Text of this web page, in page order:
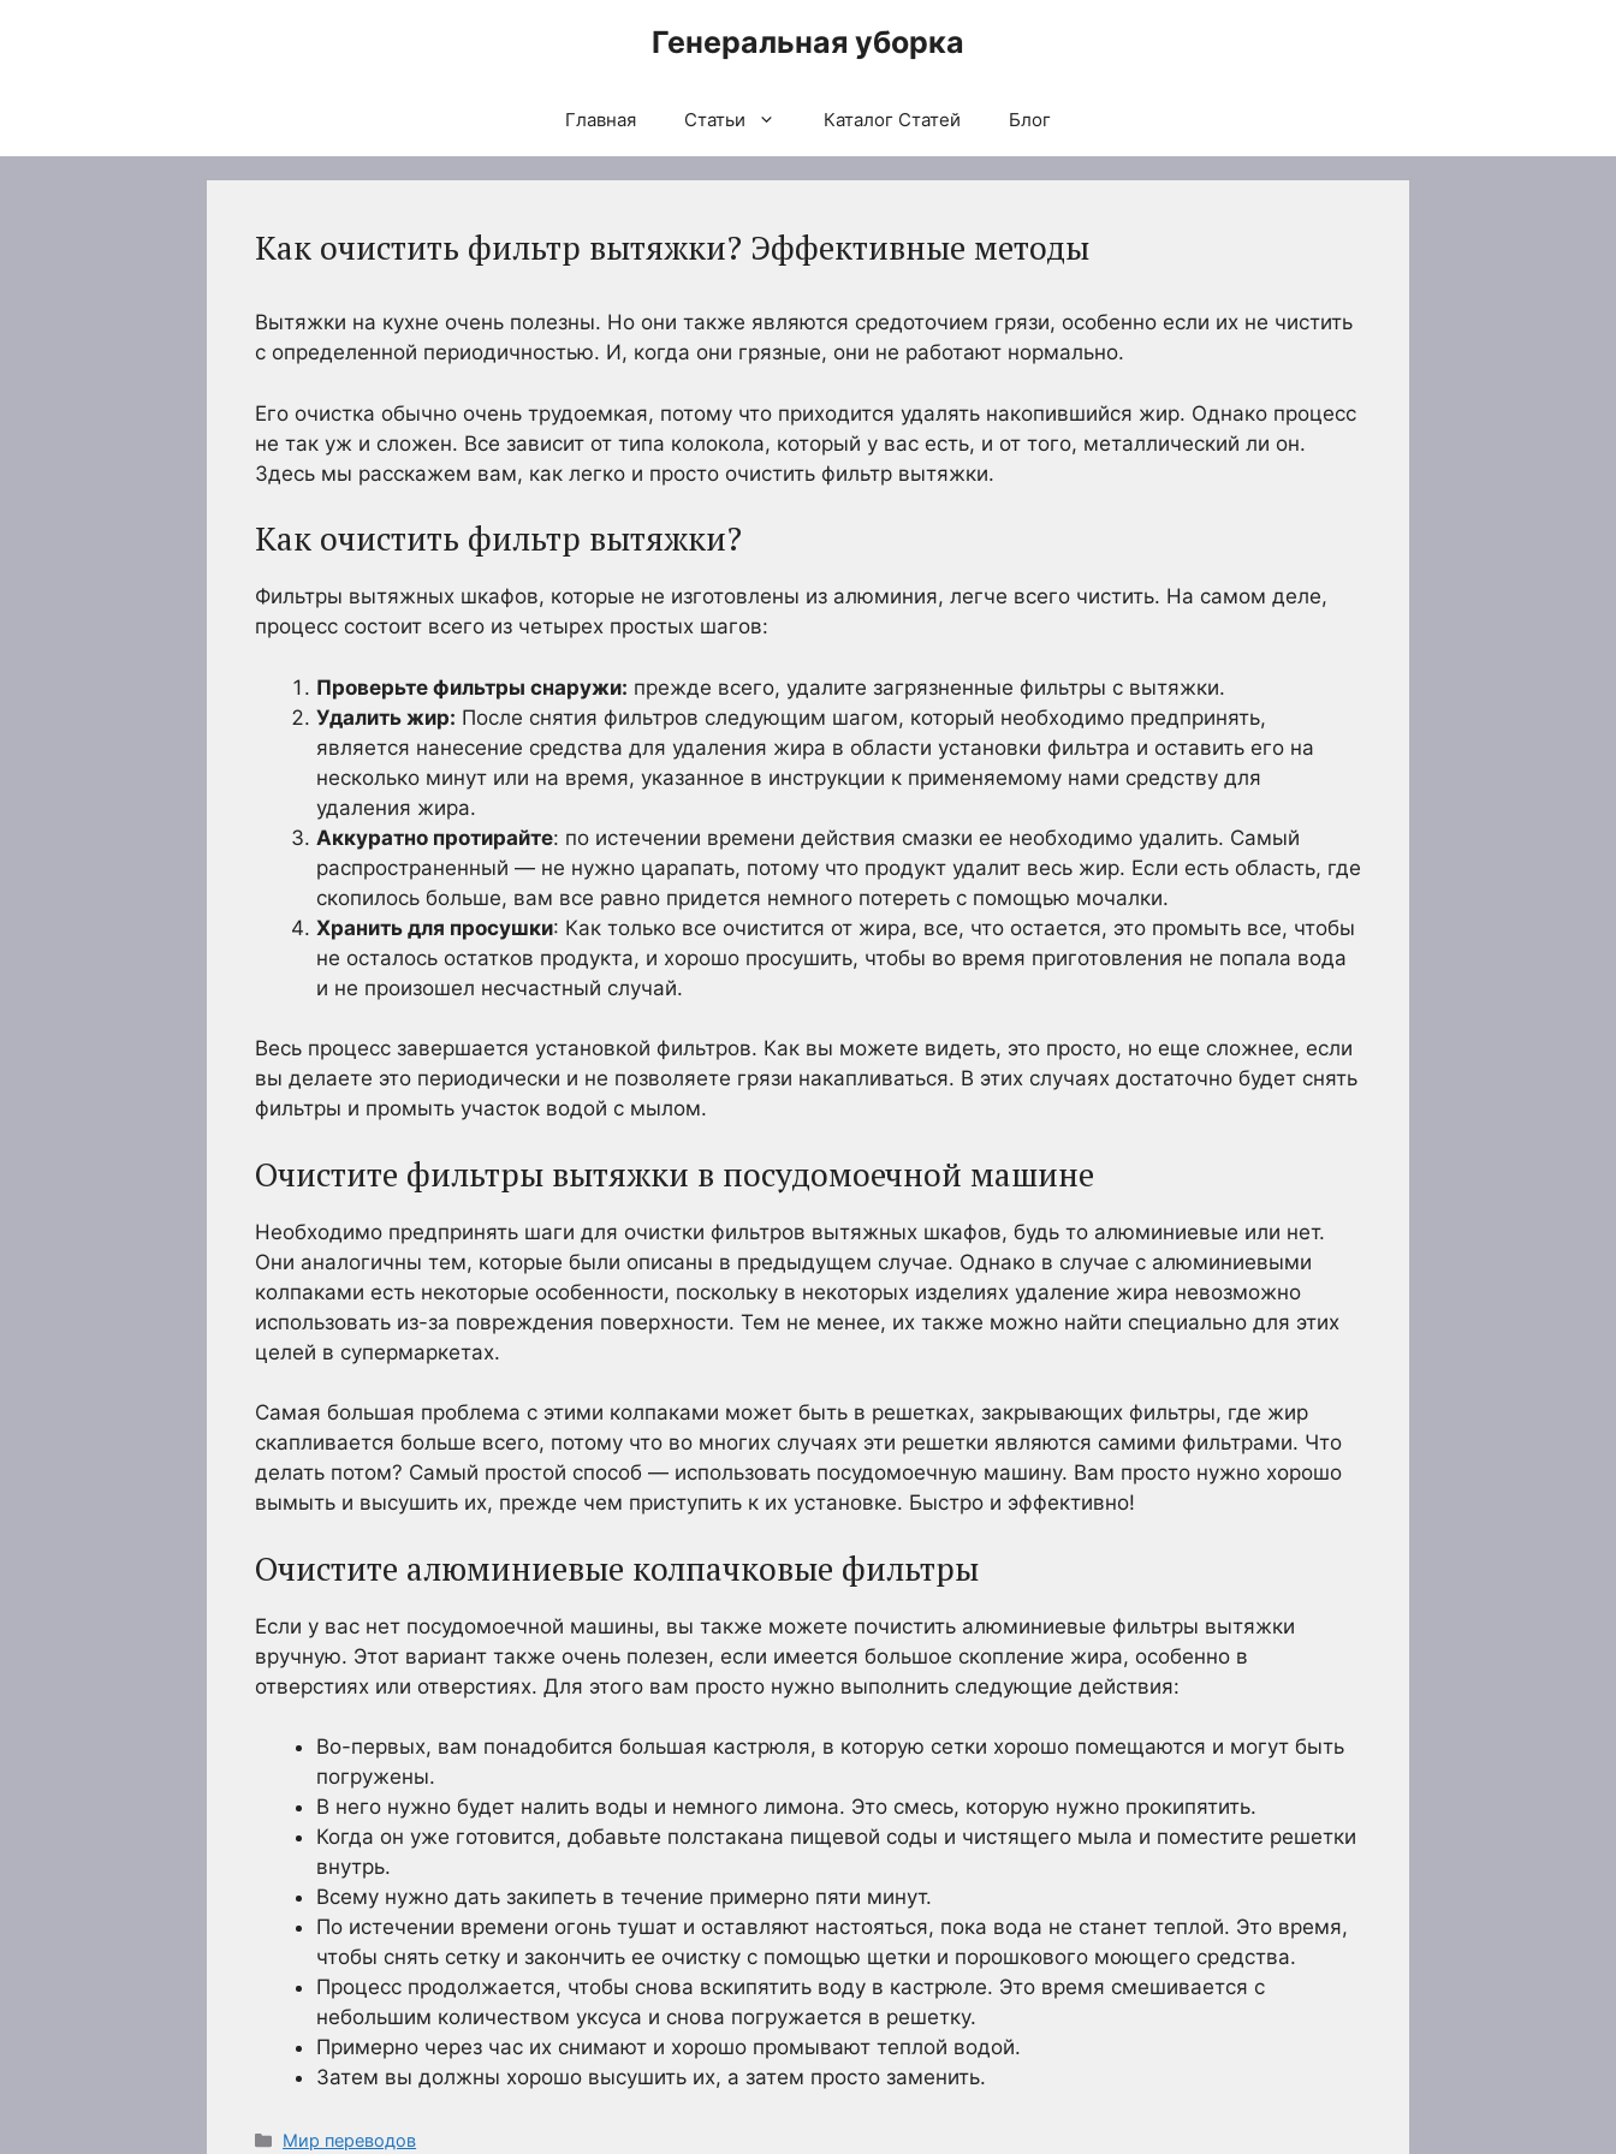
Генеральная уборка
Главная Статьи Каталог Статей Блог
Как очистить фильтр вытяжки? Эффективные методы
Вытяжки на кухне очень полезны. Но они также являются средоточием грязи, особенно если их не чистить
с определенной периодичностью. И, когда они грязные, они не работают нормально.
Его очистка обычно очень трудоемкая, потому что приходится удалять накопившийся жир. Однако процесс
не так уж и сложен. Все зависит от типа колокола, который у вас есть, и от того, металлический ли он.
Здесь мы расскажем вам, как легко и просто очистить фильтр вытяжки.
Как очистить фильтр вытяжки?
Фильтры вытяжных шкафов, которые не изготовлены из алюминия, легче всего чистить. На самом деле,
процесс состоит всего из четырех простых шагов:
Проверьте фильтры снаружи: прежде всего, удалите загрязненные фильтры с вытяжки.
Удалить жир: После снятия фильтров следующим шагом, который необходимо предпринять,
является нанесение средства для удаления жира в области установки фильтра и оставить его на
несколько минут или на время, указанное в инструкции к применяемому нами средству для
удаления жира.
Аккуратно протирайте: по истечении времени действия смазки ее необходимо удалить. Самый
распространенный — не нужно царапать, потому что продукт удалит весь жир. Если есть область, где
скопилось больше, вам все равно придется немного потереть с помощью мочалки.
Хранить для просушки: Как только все очистится от жира, все, что остается, это промыть все, чтобы
не осталось остатков продукта, и хорошо просушить, чтобы во время приготовления не попала вода
и не произошел несчастный случай.
Весь процесс завершается установкой фильтров. Как вы можете видеть, это просто, но еще сложнее, если
вы делаете это периодически и не позволяете грязи накапливаться. В этих случаях достаточно будет снять
фильтры и промыть участок водой с мылом.
Очистите фильтры вытяжки в посудомоечной машине
Необходимо предпринять шаги для очистки фильтров вытяжных шкафов, будь то алюминиевые или нет.
Они аналогичны тем, которые были описаны в предыдущем случае. Однако в случае с алюминиевыми
колпаками есть некоторые особенности, поскольку в некоторых изделиях удаление жира невозможно
использовать из-за повреждения поверхности. Тем не менее, их также можно найти специально для этих
целей в супермаркетах.
Самая большая проблема с этими колпаками может быть в решетках, закрывающих фильтры, где жир
скапливается больше всего, потому что во многих случаях эти решетки являются самими фильтрами. Что
делать потом? Самый простой способ — использовать посудомоечную машину. Вам просто нужно хорошо
вымыть и высушить их, прежде чем приступить к их установке. Быстро и эффективно!
Очистите алюминиевые колпачковые фильтры
Если у вас нет посудомоечной машины, вы также можете почистить алюминиевые фильтры вытяжки
вручную. Этот вариант также очень полезен, если имеется большое скопление жира, особенно в
отверстиях или отверстиях. Для этого вам просто нужно выполнить следующие действия:
Во-первых, вам понадобится большая кастрюля, в которую сетки хорошо помещаются и могут быть
погружены.
В него нужно будет налить воды и немного лимона. Это смесь, которую нужно прокипятить.
Когда он уже готовится, добавьте полстакана пищевой соды и чистящего мыла и поместите решетки
внутрь.
Всему нужно дать закипеть в течение примерно пяти минут.
По истечении времени огонь тушат и оставляют настояться, пока вода не станет теплой. Это время,
чтобы снять сетку и закончить ее очистку с помощью щетки и порошкового моющего средства.
Процесс продолжается, чтобы снова вскипятить воду в кастрюле. Это время смешивается с
небольшим количеством уксуса и снова погружается в решетку.
Примерно через час их снимают и хорошо промывают теплой водой.
Затем вы должны хорошо высушить их, а затем просто заменить.
Рубрики
Мир переводов